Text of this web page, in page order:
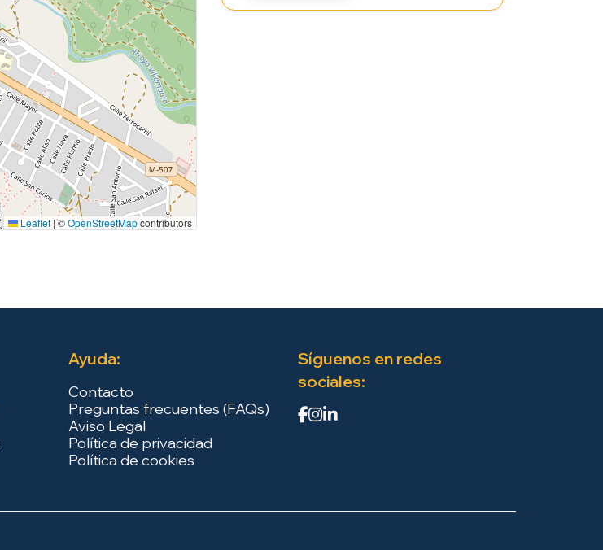
Leaflet | ©OpenStreetMapcontributors
Ayuda:
Contacto
Preguntas frecuentes (FAQs)
Aviso Legal
Política de privacidad
Política de cookies
Síguenos en redes
sociales: